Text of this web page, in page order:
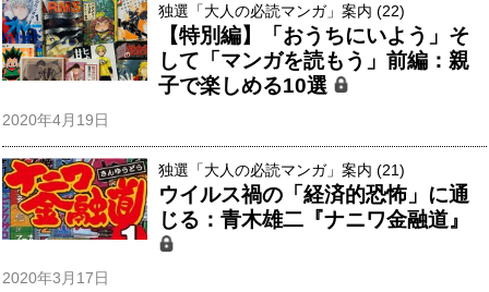
独選「大人の必読マンガ」案内 (22)
【特別編】「おうちにいよう」そ
して「マンガを読もう」前編：親
子で楽しめる10選
2020年4月19日
独選「大人の必読マンガ」案内 (21)
ウイルス禍の「経済的恐怖」に通
じる：青木雄二『ナニワ金融道』
2020年3月17日